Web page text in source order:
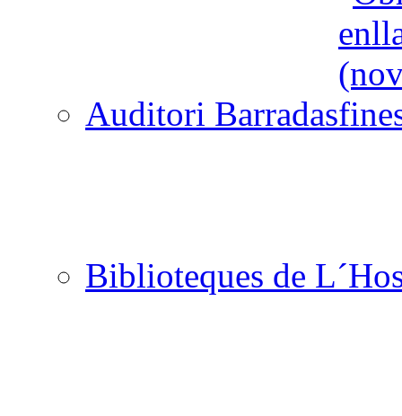
Auditori Barradas
Biblioteques de